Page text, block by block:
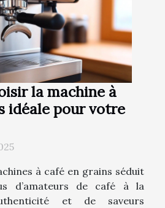
la machine à
idéale pour votre
à café en grains séduit
d’amateurs de café à la
et de saveurs